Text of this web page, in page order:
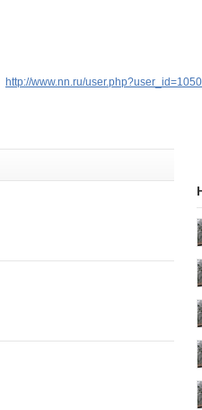
http://www.nn.ru/